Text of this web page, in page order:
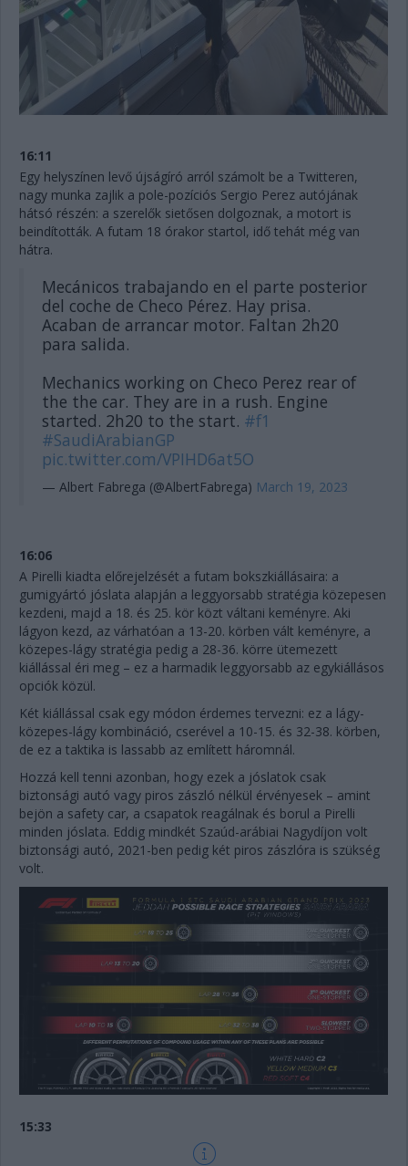
16:11
Egy helyszínen levő újságíró arról számolt be a Twitteren,
nagy munka zajlik a pole-pozíciós Sergio Perez autójának
hátsó részén: a szerelők sietősen dolgoznak, a motort is
beindították. A futam 18 órakor startol, idő tehát még van
hátra.
Mecánicos trabajando en el parte posterior
del coche de Checo Pérez. Hay prisa.
Acaban de arrancar motor. Faltan 2h20
para salida.
Mechanics working on Checo Perez rear of
the the car. They are in a rush. Engine
started. 2h20 to the start. #f1
#SaudiArabianGP
pic.twitter.com/VPIHD6at5O
— Albert Fabrega (@AlbertFabrega) March 19, 2023
16:06
A Pirelli kiadta előrejelzését a futam bokszkiállásaira: a
gumigyártó jóslata alapján a leggyorsabb stratégia közepesen
kezdeni, majd a 18. és 25. kör közt váltani keményre. Aki
lágyon kezd, az várhatóan a 13-20. körben vált keményre, a
közepes-lágy stratégia pedig a 28-36. körre ütemezett
kiállással éri meg – ez a harmadik leggyorsabb az egykiállásos
opciók közül.
Két kiállással csak egy módon érdemes tervezni: ez a lágy-
közepes-lágy kombináció, cserével a 10-15. és 32-38. körben,
de ez a taktika is lassabb az említett háromnál.
Hozzá kell tenni azonban, hogy ezek a jóslatok csak
biztonsági autó vagy piros zászló nélkül érvényesek – amint
bejön a safety car, a csapatok reagálnak és borul a Pirelli
minden jóslata. Eddig mindkét Szaúd-arábiai Nagydíjon volt
biztonsági autó, 2021-ben pedig két piros zászlóra is szükség
volt.
15:33